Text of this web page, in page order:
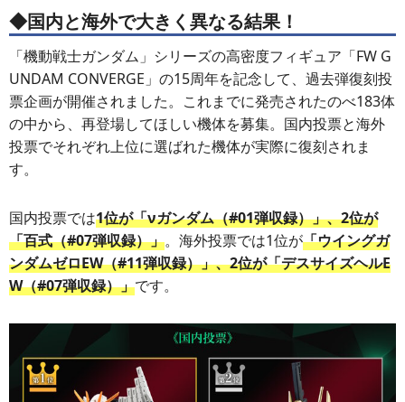
◆国内と海外で大きく異なる結果！
「機動戦士ガンダム」シリーズの高密度フィギュア「FW G
UNDAM CONVERGE」の15周年を記念して、過去弾復刻投
票企画が開催されました。これまでに発売されたのべ183体
の中から、再登場してほしい機体を募集。国内投票と海外
投票でそれぞれ上位に選ばれた機体が実際に復刻されま
す。
国内投票では1位が「νガンダム（#01弾収録）」、2位が
「百式（#07弾収録）」。海外投票では1位が「ウイングガ
ンダムゼロEW（#11弾収録）」、2位が「デスサイズヘルE
W（#07弾収録）」です。